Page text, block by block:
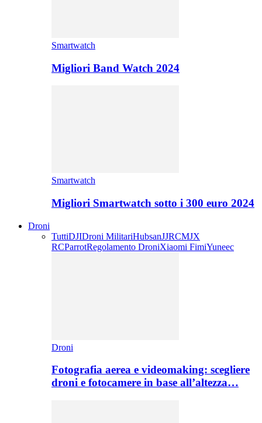
Smartwatch
Migliori Band Watch 2024
Smartwatch
Migliori Smartwatch sotto i 300 euro 2024
Droni
TuttiDJIDroni MilitariHubsanJJRCMJX
RCParrotRegolamento DroniXiaomi FimiYuneec
Droni
Fotografia aerea e videomaking: scegliere
droni e fotocamere in base all’altezza…